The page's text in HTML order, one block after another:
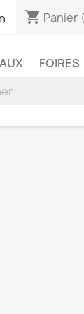
shopping_cart Panier
FOIRES